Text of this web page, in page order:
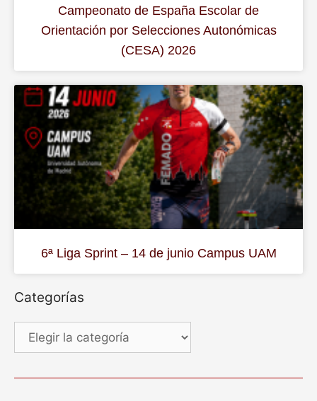
Campeonato de España Escolar de
Orientación por Selecciones Autonómicas
(CESA) 2026
6ª Liga Sprint – 14 de junio Campus UAM
Categorías